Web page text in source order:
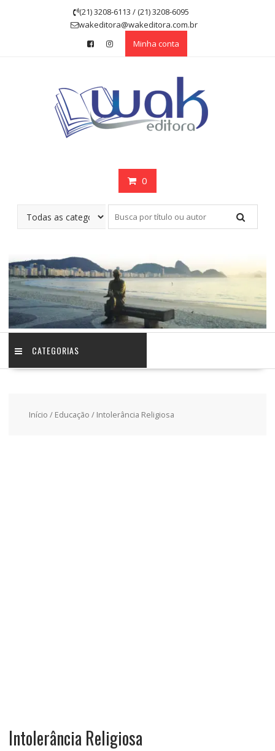
(21) 3208-6113 / (21) 3208-6095
wakeditora@wakeditora.com.br
Minha conta
0
CATEGORIAS
Início / Educação / Intolerância Religiosa
Intolerância Religiosa